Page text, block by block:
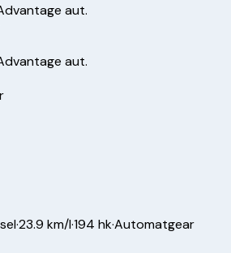
aut.
aut.
·23.9 km/l·194 hk·Automatgear